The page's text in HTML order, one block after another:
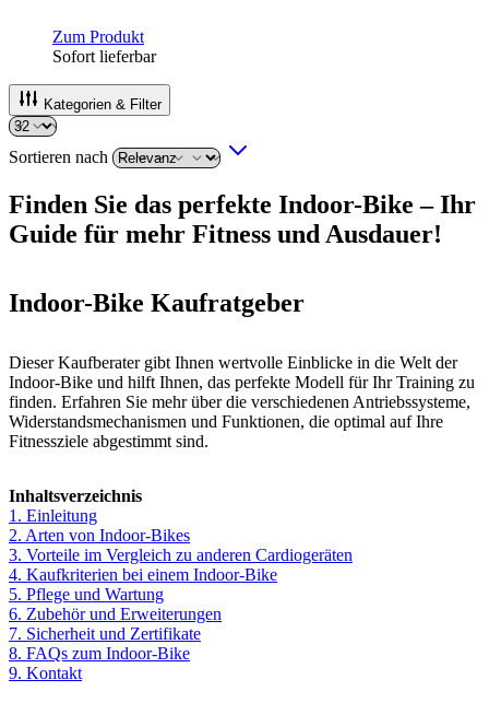
Zum Produkt
Sofort lieferbar
Kategorien & Filter
Sortieren nach
Finden Sie das perfekte Indoor-Bike – Ihr
Guide für mehr Fitness und Ausdauer!
Indoor-Bike Kaufratgeber
Dieser Kaufberater gibt Ihnen wertvolle Einblicke in die Welt der
Indoor-Bike und hilft Ihnen, das perfekte Modell für Ihr Training zu
finden. Erfahren Sie mehr über die verschiedenen Antriebssysteme,
Widerstandsmechanismen und Funktionen, die optimal auf Ihre
Fitnessziele abgestimmt sind.
Inhaltsverzeichnis
1. Einleitung
2. Arten von Indoor-Bikes
3. Vorteile im Vergleich zu anderen Cardiogeräten
4. Kaufkriterien bei einem Indoor-Bike
5. Pflege und Wartung
6. Zubehör und Erweiterungen
7. Sicherheit und Zertifikate
8. FAQs zum Indoor-Bike
9. Kontakt